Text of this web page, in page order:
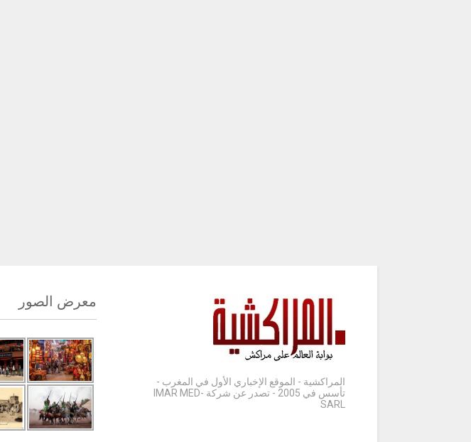
المراكشية - الموقع الإخباري الأول في المغرب -
تأسس في 2005 - تصدر عن شركة IMAR MED-
SARL
معرض الصور